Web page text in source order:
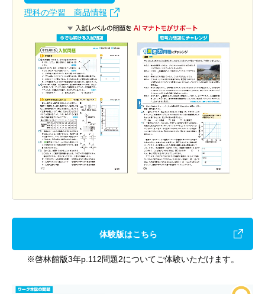
理科の学習 商品情報
体験版はこちら
※啓林館版3年p.112問題2についてご体験いただけます。